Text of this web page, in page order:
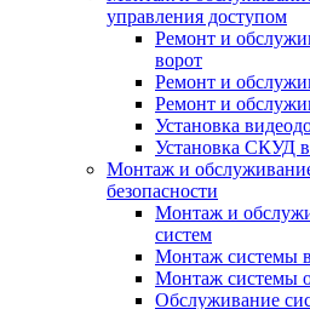
управления доступом
Ремонт и
ворот
Ремонт и
Ремонт и
Установка
Установка СКУД
Монтаж и
безопасности
Монтаж и
систем
Монтаж системы
Монтаж системы
Обслуживание